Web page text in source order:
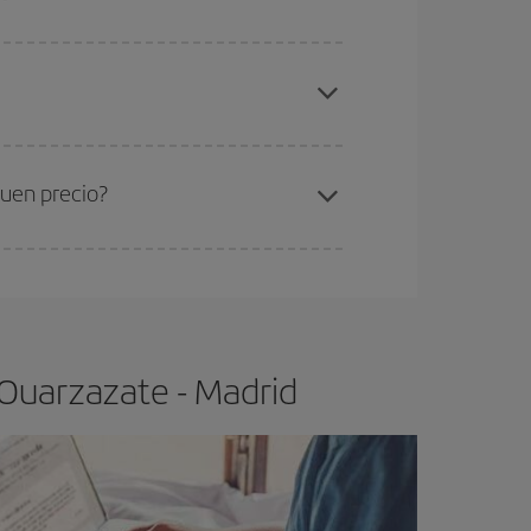
Madrid-dest
precio?
- Madrid